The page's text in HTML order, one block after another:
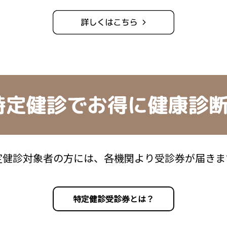
診対象者の方には、 各機関より受診券が届き
特定健診受診券とは？